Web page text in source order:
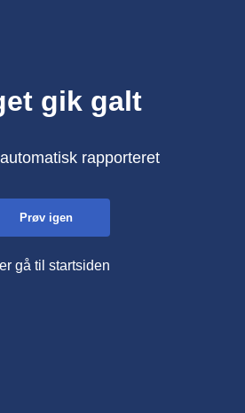
gik galt
rapporteret
Prøv igen
gå til startsiden